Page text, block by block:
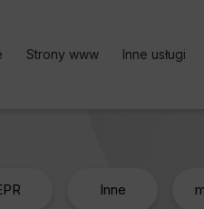
lokalne
Strony www Inne usługi
Content
Inne